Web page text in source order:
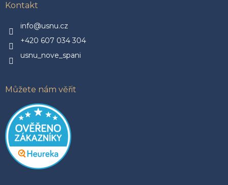
Kontakt
info@usnu.cz
+420 607 034 304
usnu_nove_spani
Můžete nám věřit